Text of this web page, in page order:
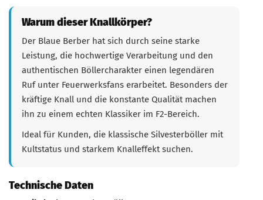
Warum dieser Knallkörper?
Der Blaue Berber hat sich durch seine starke
Leistung, die hochwertige Verarbeitung und den
authentischen Böllercharakter einen legendären
Ruf unter Feuerwerksfans erarbeitet. Besonders der
kräftige Knall und die konstante Qualität machen
ihn zu einem echten Klassiker im F2-Bereich.
Ideal für Kunden, die klassische Silvesterböller mit
Kultstatus und starkem Knalleffekt suchen.
Technische Daten